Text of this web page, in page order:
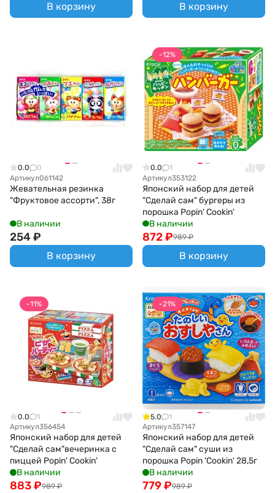
В корзину В корзину
0.0
0
Артикул061142
Жевательная резинка
"Фруктовое ассорти", 38г
В наличии
254₽
В корзину
-12%
0.0
1
Артикул353122
Японский набор для детей
"Сделай сам" бургеры из
порошка Popin' Cookin'
В наличии
989 ₽
872₽
В корзину
-11%
0.0
1
Артикул356454
Японский набор для детей
"Сделай сам"вечеринка с
пиццей Popin' Cookin'
В наличии
989 ₽
883₽
-21%
5.0
1
Артикул357147
Японский набор для детей
"Сделай сам" суши из
порошка Popin 'Cookin' 28,5г
В наличии
989 ₽
779₽